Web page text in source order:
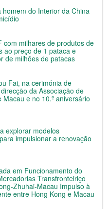
do Interior da China
com milhares de produtos de
ao preço de 1 pataca e
de milhões de patacas
Fai, na cerimónia de
da Associação de
e no 10.º aniversário
explorar modelos
impulsionar a renovação
em Funcionamento do
Transfronteiriço
Zhuhai-Macau Impulso à
entre Hong Kong e Macau